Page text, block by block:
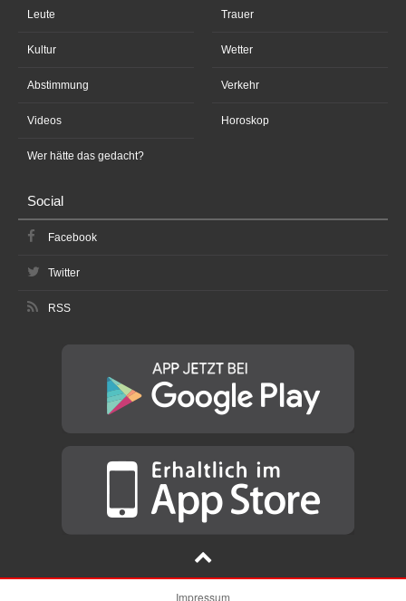
Leute
Kultur
Abstimmung
Videos
Wer hätte das gedacht?
Trauer
Wetter
Verkehr
Horoskop
Social
Facebook
Twitter
RSS
Impressum